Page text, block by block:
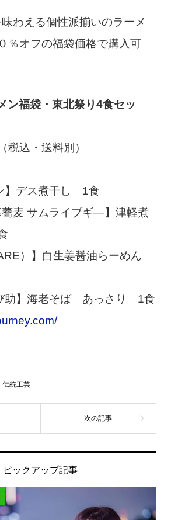
わえる個性派揃いのラーメ
％オフの福袋価格で購入可
ン福袋・東北祭り4食セッ
込・送料別）
】デス煮干し 1食
蕎麦 サムライブギ―】津軽煮
）】白生姜醤油らーめん
助】海老そば あっさり 1食
伝統工芸
ピックアップ記事